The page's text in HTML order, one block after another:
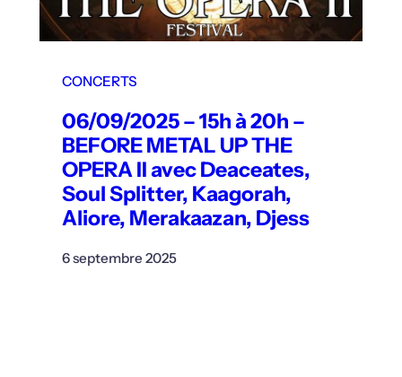
CONCERTS
06/09/2025 – 15h à 20h –
BEFORE METAL UP THE
OPERA II avec Deaceates,
Soul Splitter, Kaagorah,
Aliore, Merakaazan, Djess
6 septembre 2025